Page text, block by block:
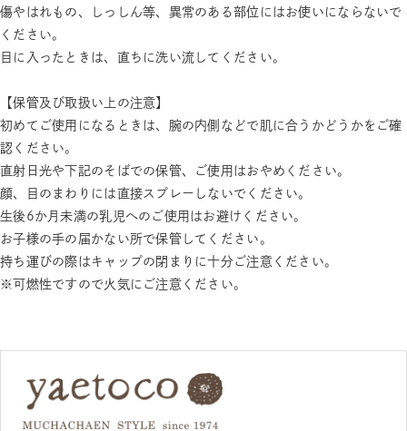
傷やはれもの、しっしん等、異常のある部位にはお使いにならないで
ください。
目に入ったときは、直ちに洗い流してください。
【保管及び取扱い上の注意】
初めてご使用になるときは、腕の内側などで肌に合うかどうかをご確
認ください。
直射日光や下記のそばでの保管、ご使用はおやめください。
顔、目のまわりには直接スプレーしないでください。
生後6か月未満の乳児へのご使用はお避けください。
お子様の手の届かない所で保管してください。
持ち運びの際はキャップの閉まりに十分ご注意ください。
※可燃性ですので火気にご注意ください。